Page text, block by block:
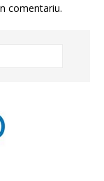
comentariu.